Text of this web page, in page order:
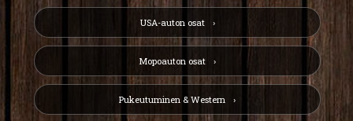
USA-auton osat
Mopoauton osat
Pukeutuminen & Western